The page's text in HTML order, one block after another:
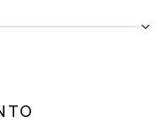
é perfeito para quem